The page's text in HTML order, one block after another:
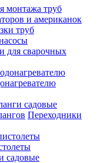
монтажа труб
и американок
труб
для сварочных
садовые
Переходники
садовые